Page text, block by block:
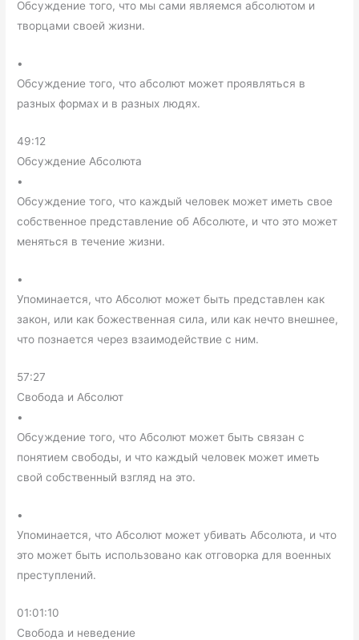
Обсуждение того, что мы сами являемся абсолютом и
творцами своей жизни.
•
Обсуждение того, что абсолют может проявляться в
разных формах и в разных людях.
49:12
Обсуждение Абсолюта
•
Обсуждение того, что каждый человек может иметь свое
собственное представление об Абсолюте, и что это может
меняться в течение жизни.
•
Упоминается, что Абсолют может быть представлен как
закон, или как божественная сила, или как нечто внешнее,
что познается через взаимодействие с ним.
57:27
Свобода и Абсолют
•
Обсуждение того, что Абсолют может быть связан с
понятием свободы, и что каждый человек может иметь
свой собственный взгляд на это.
•
Упоминается, что Абсолют может убивать Абсолюта, и что
это может быть использовано как отговорка для военных
преступлений.
01:01:10
Свобода и неведение